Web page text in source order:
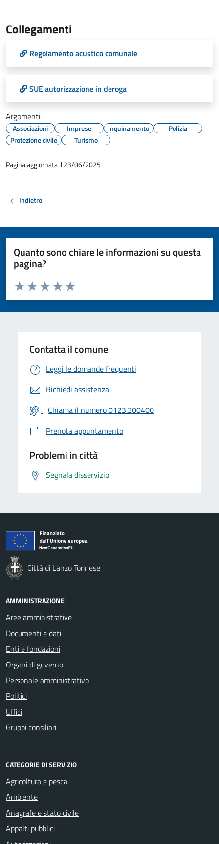
Collegamenti
Regolamento acustico comunale
SUE autorizzazione in deroga
Argomenti:
Associazioni Imprese Inquinamento
Polizia
Protezione civile
Turismo
Pagina aggiornata il 23/06/2025
Indietro
Quanto sono chiare le informazioni su questa
pagina?
Valuta da 1 a 5 stelle la pagina
Valuta 5 stelle su 5
Valuta 4 stelle su 5
Valuta 3 stelle su 5
Valuta 2 stelle su 5
Valuta 1 stelle su 5
Contatta il comune
Leggi le domande frequenti
Richiedi assistenza
Chiama il numero 0123.300400
Prenota appuntamento
Problemi in città
Segnala disservizio
Città di Lanzo Torinese
AMMINISTRAZIONE
Aree amministrative
Documenti e dati
Enti e fondazioni
Organi di governo
Personale amministrativo
Politici
Uffici
Gruppi consiliari
CATEGORIE DI SERVIZIO
Agricoltura e pesca
Ambiente
Anagrafe e stato civile
Appalti pubblici